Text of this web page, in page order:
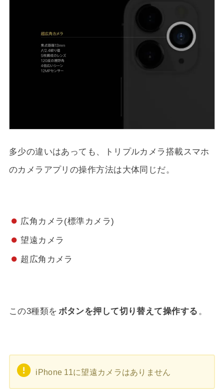
多少の違いはあっても、トリプルカメラ搭載スマホ
のカメラアプリの操作方法は大体同じだ。
広角カメラ(標準カメラ)
望遠カメラ
超広角カメラ
この3種類を ボタンを押して切り替えて操作する 。
iPhone 11に望遠カメラはありません